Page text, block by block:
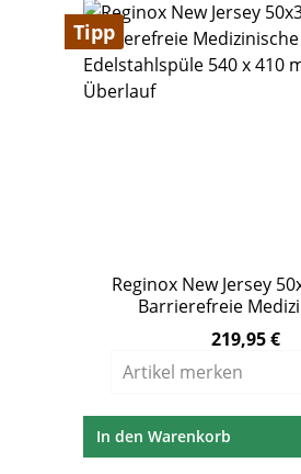
Tipp
Reginox New Jersey
Barrierefreie
Edelstahlspüle 540 x
Überlauf
Regulärer Preis:219,95 €
Artikel merken
In den Warenkorb